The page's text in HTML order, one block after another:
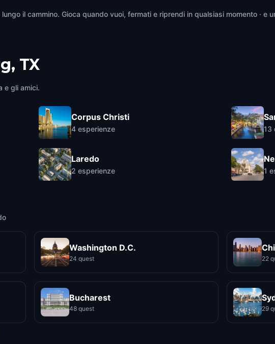
il cammino. Gioca quando vuoi, fermati e riprendi in qualsiasi momento · e
TX
e gli amici.
Corpus Christi
4 esperienze
Laredo
2 esperienze
13
1
Washington D.C.
24 quest 22
Bucharest
48 quest 29